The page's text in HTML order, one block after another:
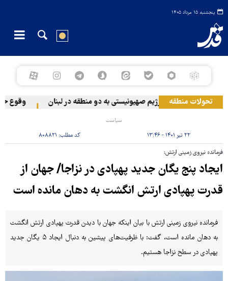
پنجشنبه ۱۵ مرداد ۱۴۰۵
تحولات منطقهحمله رژیم صهیونیستی به دو منطقه در لبنان وقوع
سیاست
۲۲ تیر ۱۴۰۱ - ۱۳:۴۶ کد مطلب: ۸۰۸۸۲۱
فرمانده نیروی زمینی ارتش:
ایجاد پنج یگان جدید پهپادی در نزاجا/ جهان از
قدرت پهپادی ارتش انگشت به دهان مانده است
فرمانده نیروی زمینی ارتش با بیان اینکه جهان با دیدن قدرت پهپادی ارتش انگشت
به دهان مانده است، گفت: با ظرفیت‌های پیشین به دنبال ایجاد ۵ یگان جدید
پهپادی در سطح نزاجا هستیم.